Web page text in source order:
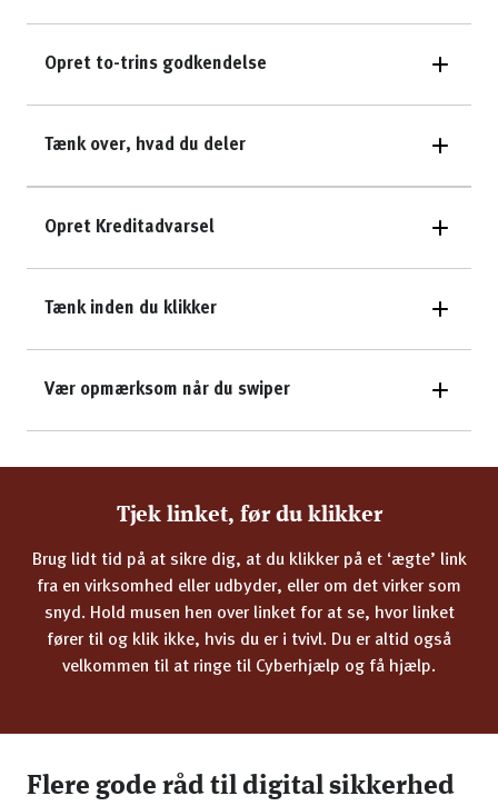
Opret to-trins godkendelse
Tænk over, hvad du deler
Opret Kreditadvarsel
Tænk inden du klikker
Vær opmærksom når du swiper
Tjek linket, før du klikker
Brug lidt tid på at sikre dig, at du klikker på et ‘ægte’ link
fra en virksomhed eller udbyder, eller om det virker som
snyd. Hold musen hen over linket for at se, hvor linket
fører til og klik ikke, hvis du er i tvivl. Du er altid også
velkommen til at ringe til Cyberhjælp og få hjælp.
Flere gode råd til digital sikkerhed